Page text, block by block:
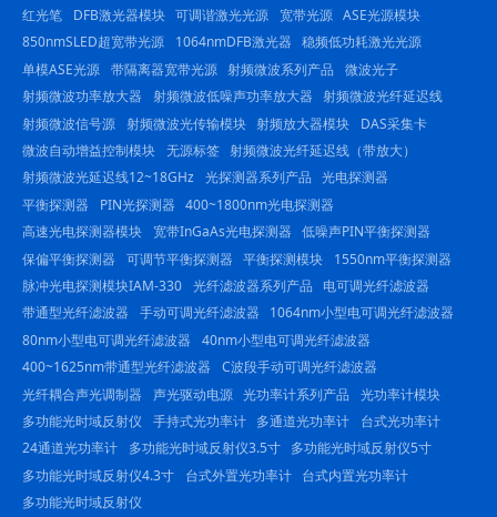
红光笔
DFB激光器模块 可调谐激光光源 宽带光源 ASE光源模块
850nmSLED超宽带光源
1064nmDFB激光器 稳频低功耗激光光源
单模ASE光源 带隔离器宽带光源 射频微波系列产品
微波光子
射频微波功率放大器
射频微波低噪声功率放大器 射频微波光纤延迟线
射频微波信号源 射频微波光传输模块 射频放大器模块
DAS采集卡
微波自动增益控制模块 无源标签 射频微波光纤延迟线（带放大）
射频微波光延迟线12~18GHz 光探测器系列产品 光电探测器
平衡探测器
PIN光探测器 400~1800nm光电探测器
高速光电探测器模块
宽带InGaAs光电探测器 低噪声PIN平衡探测器
保偏平衡探测器
可调节平衡探测器 平衡探测模块
1550nm平衡探测器
脉冲光电探测模块IAM-330 光纤滤波器系列产品
电可调光纤滤波器
带通型光纤滤波器
手动可调光纤滤波器
1064nm小型电可调光纤滤波器
80nm小型电可调光纤滤波器
40nm小型电可调光纤滤波器
400~1625nm带通型光纤滤波器
C波段手动可调光纤滤波器
光纤耦合声光调制器
声光驱动电源 光功率计系列产品
光功率计模块
多功能光时域反射仪
手持式光功率计 多通道光功率计
台式光功率计
24通道光功率计
多功能光时域反射仪3.5寸
多功能光时域反射仪5寸
多功能光时域反射仪4.3寸
台式外置光功率计
台式内置光功率计
多功能光时域反射仪